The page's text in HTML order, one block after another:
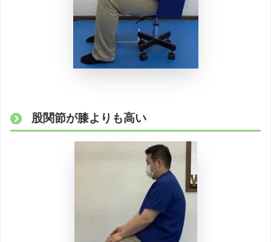
股関節が膝よりも高い